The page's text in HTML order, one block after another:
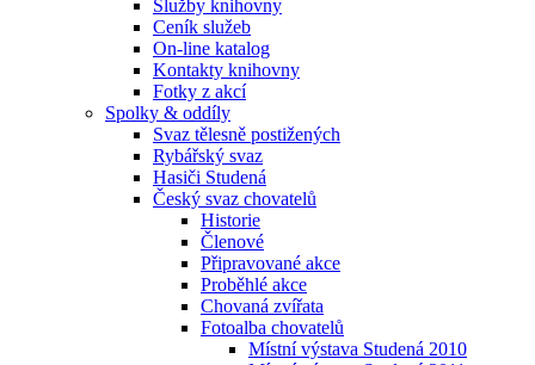
Služby knihovny
Ceník služeb
On-line katalog
Kontakty knihovny
Fotky z akcí
Spolky & oddíly
Svaz tělesně postižených
Rybářský svaz
Hasiči Studená
Český svaz chovatelů
Historie
Členové
Připravované akce
Proběhlé akce
Chovaná zvířata
Fotoalba chovatelů
Místní výstava Studená 2010